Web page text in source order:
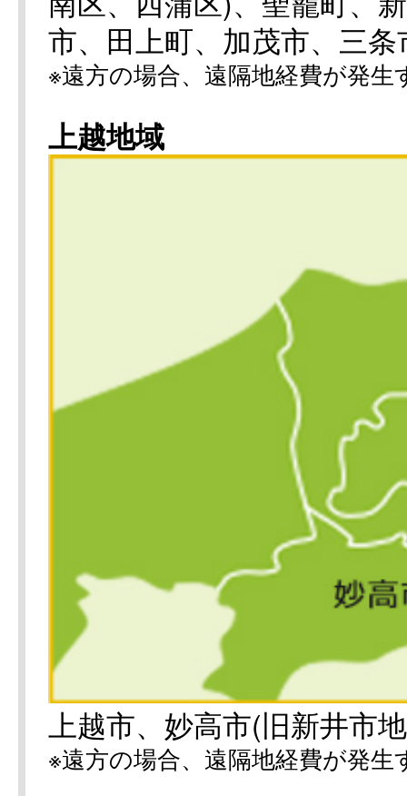
市、田上町、加茂市、三
※遠方の場合、遠隔地経費が発
上越地域
上越市、妙高市(旧新井市
※遠方の場合、遠隔地経費が発